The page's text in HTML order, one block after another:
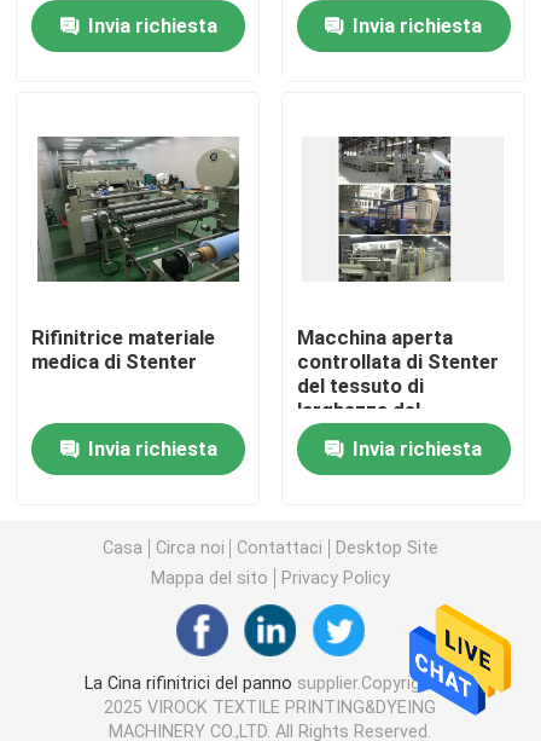
Richieda una citazione
stenter della regolazione di calore
Macchina di Stenter dell'aria calda
macchina dello stenter del tessuto
macchina dello stenter del tessuto
Stampatrice rotatoria dello schermo
Macchina del vapore del ciclo
Rilassi la macchina dell'essiccatore
Invia richiesta
Invia richiesta
Rifinitrice materiale
medica di Stenter
Invia richiesta
Macchina aperta
controllata di Stenter
del tessuto di
larghezza del
convertitore pieno
Invia richiesta
Casa Circa noi Contattaci
Desktop Site
Mappa del sito
Privacy Policy
La Cina rifinitrici del panno supplier.Copyright ©
2025 VIROCK TEXTILE PRINTING&DYEING
MACHINERY CO.,LTD. All Rights Reserved.